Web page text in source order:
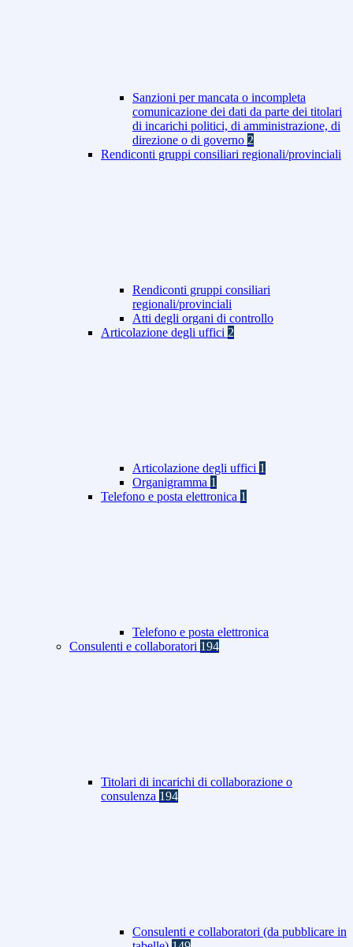
Sanzioni per mancata o incompleta
comunicazione dei dati da parte dei titolari
di incarichi politici, di amministrazione, di
direzione o di governo 2
Rendiconti gruppi consiliari regionali/provinciali
Rendiconti gruppi consiliari
regionali/provinciali
Atti degli organi di controllo
Articolazione degli uffici 2
Articolazione degli uffici 1
Organigramma 1
Telefono e posta elettronica 1
Telefono e posta elettronica
Consulenti e collaboratori 194
Titolari di incarichi di collaborazione o
consulenza 194
Consulenti e collaboratori (da pubblicare in